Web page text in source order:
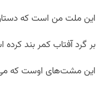
این ملت من است که
بر گرد آفتاب کمر بند
این مشت‌های اوست که می